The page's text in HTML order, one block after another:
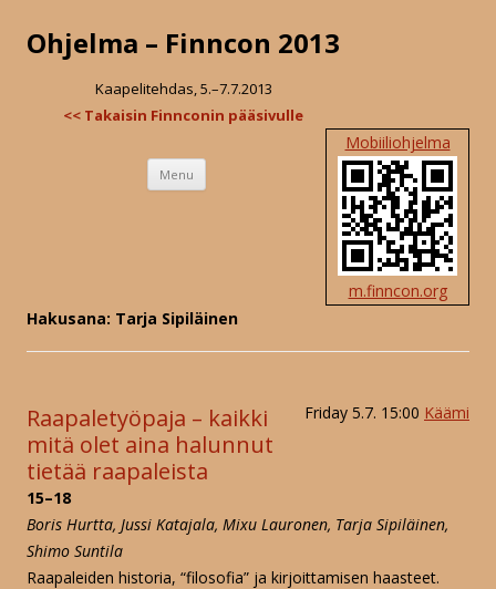
Ohjelma – Finncon 2013
Kaapelitehdas, 5.–7.7.2013
<< Takaisin Finnconin pääsivulle
Mobiiliohjelma
m.finncon.org
Menu Skip
content
Hakusana: Tarja Sipiläinen
Raapaletyöpaja – kaikki
mitä olet aina halunnut
tietää raapaleista
Friday 5.7. 15:00 Käämi
15–18
Boris Hurtta, Jussi Katajala, Mixu Lauronen, Tarja Sipiläinen,
Shimo Suntila
Raapaleiden historia, “filosofia” ja kirjoittamisen haasteet.